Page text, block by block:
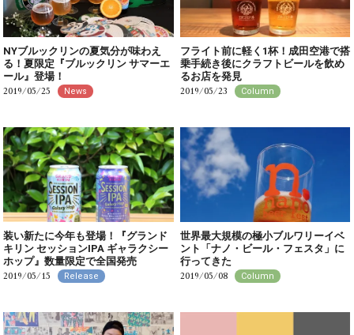
NYブルックリンの夏気分が味わえ
る！夏限定『ブルックリン サマーエ
ール』登場！
2019/05/25 News
フライト前に軽く1杯！成田空港で搭
乗手続き後にクラフトビールを飲め
るお店を発見
2019/05/23 Column
装い新たに今年も登場！『グランド
キリン セッションIPA ギャラクシー
ホップ』数量限定で全国発売
2019/05/15 Release
世界最大規模の極小ブルワリーイベ
ント「ナノ・ビール・フェスタ」に
行ってきた
2019/05/08 Column